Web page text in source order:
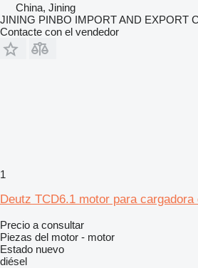
China, Jining
JINING PINBO IMPORT AND EXPORT
Contacte con el vendedor
1
Deutz TCD6.1 motor para cargadora
Precio a consultar
Piezas del motor - motor
Estado nuevo
diésel